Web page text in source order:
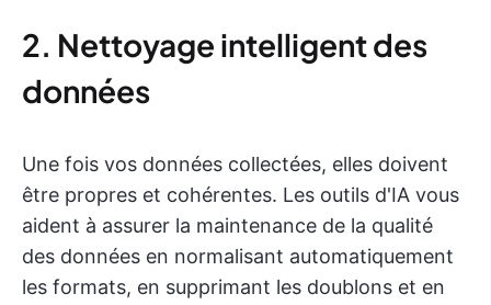
2. Nettoyage intelligent des
données
Une fois vos données collectées, elles doivent
être propres et cohérentes. Les outils d'IA vous
aident à assurer la maintenance de la qualité
des données en normalisant automatiquement
les formats, en supprimant les doublons et en